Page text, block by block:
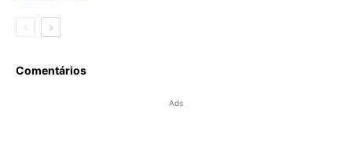
Comentários
Ads